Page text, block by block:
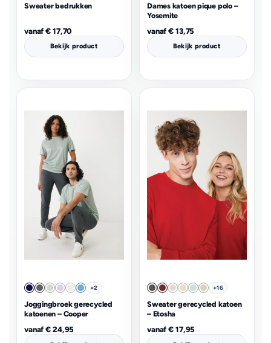
Sweater bedrukken
vanaf€ 17,70
Bekijk product
Dames katoen pique polo –
Yosemite
vanaf€ 13,75
Bekijk product
+2
Joggingbroek gerecycled
katoenen – Cooper
vanaf€ 24,95
+16
Sweater gerecycled katoen
– Etosha
vanaf€ 17,95